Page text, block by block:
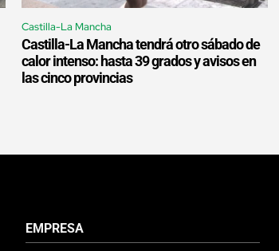
Castilla-La Mancha
Castilla-La Mancha tendrá otro sábado de
calor intenso: hasta 39 grados y avisos en
las cinco provincias
EMPRESA